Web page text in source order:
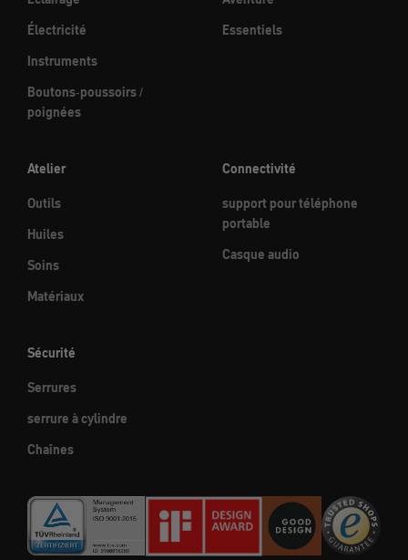
Électricité
Instruments
Boutons-poussoirs /
poignées
Essentiels
Atelier
Outils
Huiles
Soins
Matériaux
Connectivité
support pour téléphone
portable
Casque audio
Sécurité
Serrures
serrure à cylindre
Chaînes